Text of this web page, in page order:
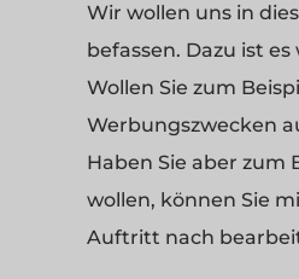
Wir wollen uns in
befassen. Dazu ist
Wollen Sie zum
Werbungszwecken
Haben Sie aber zum
wollen, können Sie
Auftritt nach